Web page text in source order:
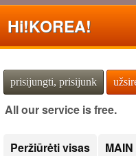
Hi!KOREA!
prisijungti, prisijunk
All our service is free.
Peržiūrėti visas MAIN